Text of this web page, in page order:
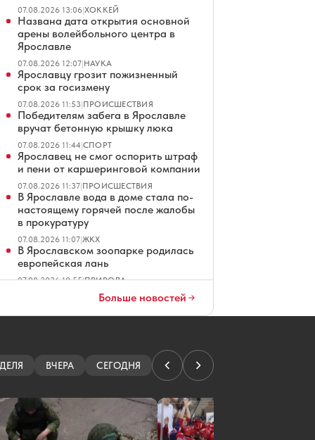
07.08.2026 13:06|ХОККЕЙ
Названа дата открытия основной
арены волейбольного центра в
Ярославле
07.08.2026 12:07|НАУКА
Ярославцу грозит пожизненный
срок за госизмену
07.08.2026 11:53|ПРОИСШЕСТВИЯ
Победителям забега в Ярославле
вручат бетонную крышку люка
07.08.2026 11:44|СПОРТ
Ярославец не смог оспорить штраф
и пени от каршеринговой компании
07.08.2026 11:37|ПРОИСШЕСТВИЯ
В Ярославле вода в доме стала по-
настоящему горячей после жалобы
в прокуратуру
07.08.2026 11:07|ЖКХ
В Ярославском зоопарке родилась
европейская лань
07.08.2026 10:55|ПРИРОДА
В Ярославской области жители
купили 74-летнему дворнику
электровелосипед
пенсионерку с редкой опухолью
В пешеходном центре Ростова
Великого исправят
свежеуложенную плитку
07.08.2026 10:32 ОФИЦИАЛЬНО
Больше новостей
ВЧЕРА СЕГОДНЯ